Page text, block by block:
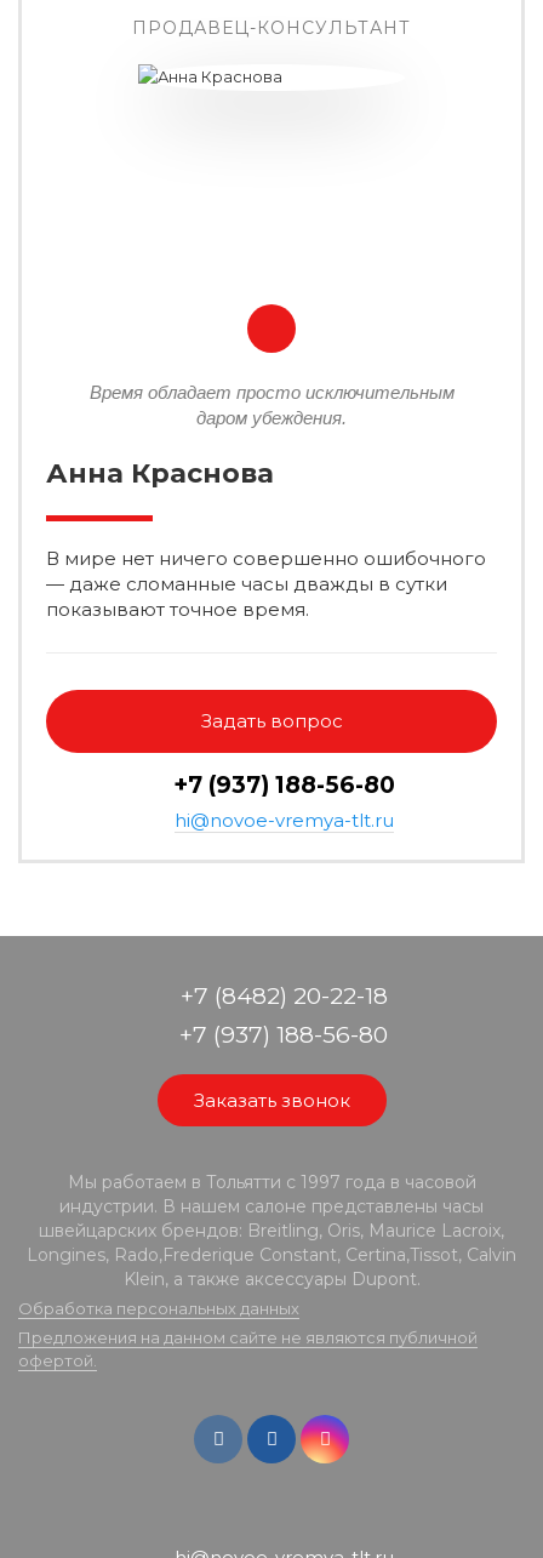
ПРОДАВЕЦ-КОНСУЛЬТАНТ
Время обладает просто исключительным
даром убеждения.
Анна Краснова
В мире нет ничего совершенно ошибочного
— даже сломанные часы дважды в сутки
показывают точное время.
Задать вопрос
+7 (937) 188-56-80
hi@novoe-vremya-tlt.ru
+7 (8482) 20-22-18
+7 (937) 188-56-80
Заказать звонок
Мы работаем в Тольятти с 1997 года в часовой
индустрии. В нашем салоне представлены часы
швейцарских брендов: Breitling, Oris, Maurice Lacroix,
Longines, Rado,Frederique Constant, Certina,Tissot, Calvin
Klein, а также аксессуары Dupont.
Обработка персональных данных
Предложения на данном сайте не являются публичной
офертой.